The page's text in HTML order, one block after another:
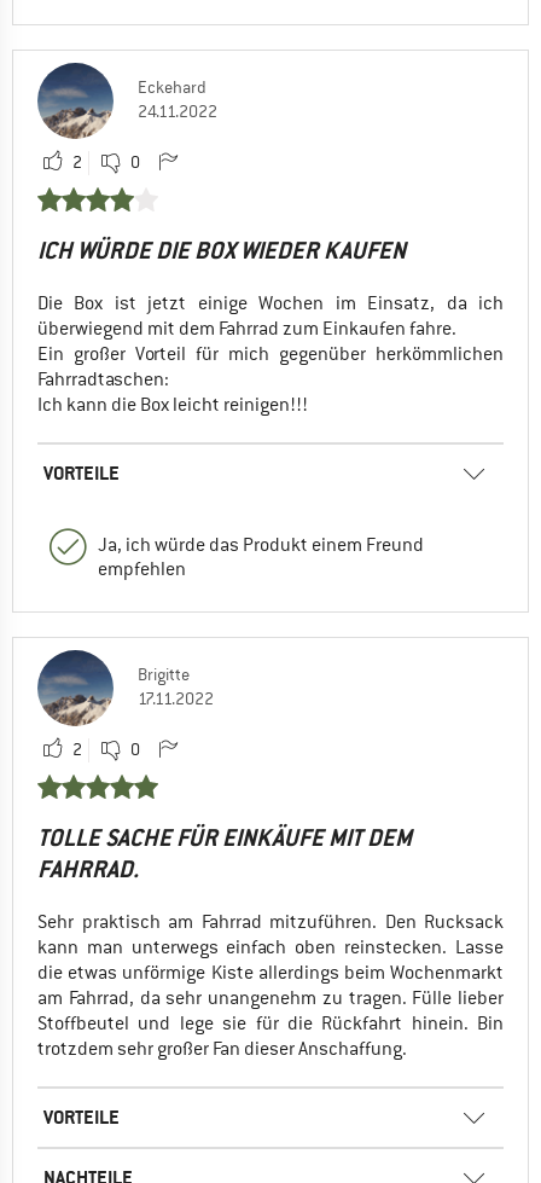
Eckehard
24.11.2022
2 0
ICH WÜRDE DIE BOX WIEDER KAUFEN
Die Box ist jetzt einige Wochen im Einsatz, da ich
überwiegend mit dem Fahrrad zum Einkaufen fahre.
Ein großer Vorteil für mich gegenüber herkömmlichen
Fahrradtaschen:
Ich kann die Box leicht reinigen!!!
VORTEILE
Ja, ich würde das Produkt einem Freund
empfehlen
Brigitte
17.11.2022
2 0
TOLLE SACHE FÜR EINKÄUFE MIT DEM
FAHRRAD.
Sehr praktisch am Fahrrad mitzuführen. Den Rucksack
kann man unterwegs einfach oben reinstecken. Lasse
die etwas unförmige Kiste allerdings beim Wochenmarkt
am Fahrrad, da sehr unangenehm zu tragen. Fülle lieber
Stoffbeutel und lege sie für die Rückfahrt hinein. Bin
trotzdem sehr großer Fan dieser Anschaffung.
VORTEILE
NACHTEILE